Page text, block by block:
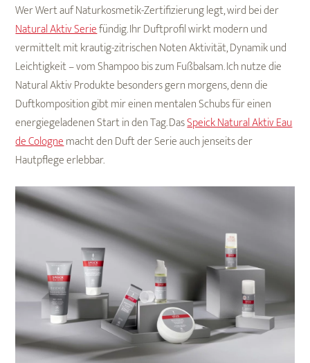
Wer Wert auf Naturkosmetik-Zertifizierung legt, wird bei der
Natural Aktiv Seriefündig. Ihr Duftprofil wirkt modern und
vermittelt mit krautig-zitrischen Noten Aktivität, Dynamik und
Leichtigkeit – vom Shampoo bis zum Fußbalsam. Ich nutze die
Natural Aktiv Produkte besonders gern morgens, denn die
Duftkomposition gibt mir einen mentalen Schubs für einen
energiegeladenen Start in den Tag. DasSpeick Natural Aktiv Eau
de Colognemacht den Duft der Serie auch jenseits der
Hautpflege erlebbar.